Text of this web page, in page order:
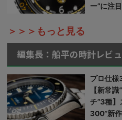
ー”に注目
＞＞＞もっと見る
編集長：船平の時計レビ
プロ仕
【新常
チ”3種】
300”新